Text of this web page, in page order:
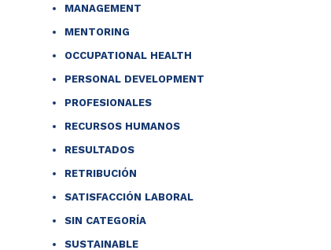
MANAGEMENT
MENTORING
OCCUPATIONAL HEALTH
PERSONAL DEVELOPMENT
PROFESIONALES
RECURSOS HUMANOS
RESULTADOS
RETRIBUCIÓN
SATISFACCIÓN LABORAL
SIN CATEGORÍA
SUSTAINABLE